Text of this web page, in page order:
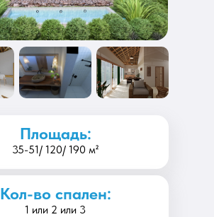
Площадь:
35-51/ 120/ 190 м²
Кол-во спален:
1 или 2 или 3